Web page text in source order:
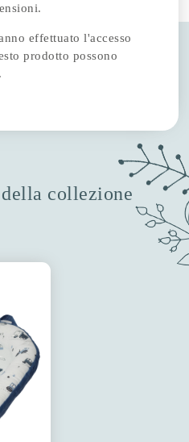
effettuato l'accesso
prodotto possono
collezione